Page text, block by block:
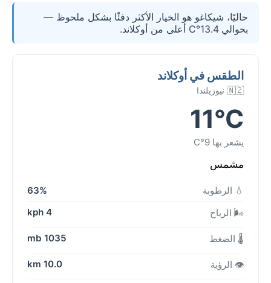
حاليًا، شيكاغو هو الخيار الأكثر دفئًا بشكل ملحوظ —
بحوالي 13.4°C أعلى من أوكلاند.
الطقس في أوكلاند
🇳🇿 نيوزيلندا
11°C
يشعر بها 9°C
مشمس
💧 الرطوبة
63%
🌬️ الرياح
4 kph
🌡️ الضغط 1035 mb
👁️ الرؤية 10.0 km